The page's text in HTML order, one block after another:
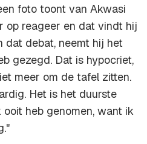
foto toont van Akwasi
op reageer en dat vindt hij
dat debat, neemt hij het
gezegd. Dat is hypocriet,
meer om de tafel zitten.
Het is het duurste
heb genomen, want ik